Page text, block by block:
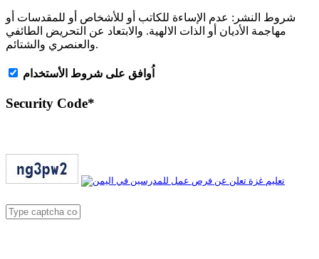
شروط النشر: عدم الإساءة للكاتب أو للأشخاص أو للمقدسات أو
مهاجمة الأديان أو الذات الالهية. والابتعاد عن التحريض الطائفي
والعنصري والشتائم.
اُوافق على شروط الأستخدام
Security Code*